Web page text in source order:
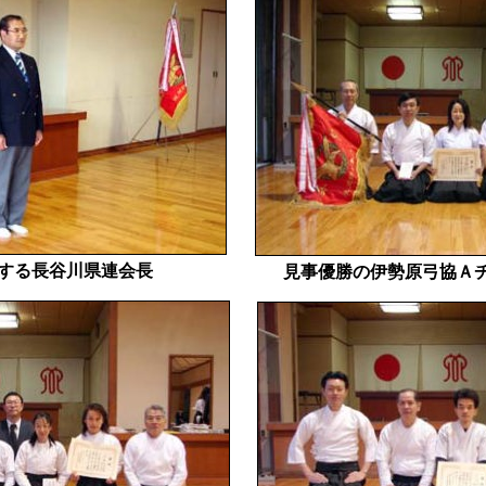
る長谷川県連会長 見事優勝の伊勢原弓協Ａ